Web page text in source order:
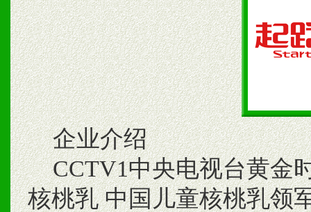
企业介绍
CCTV1中央电视台黄金
核桃乳 中国儿童核桃乳领